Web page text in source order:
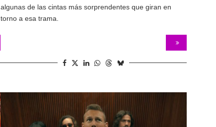
algunas de las cintas más sorprendentes que giran en
torno a esa trama.